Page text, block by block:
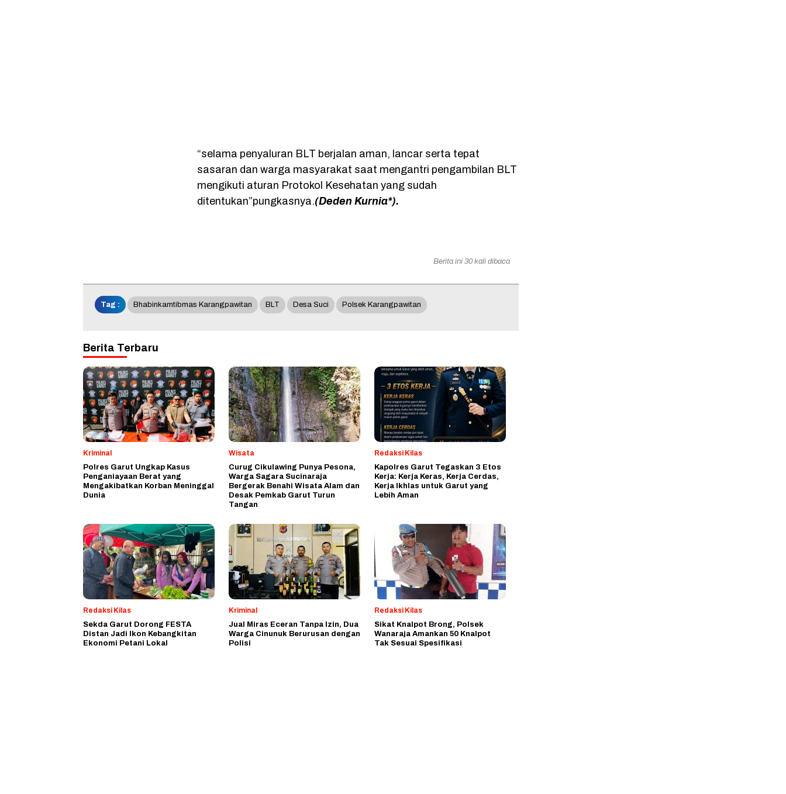
“selama penyaluran BLT berjalan aman, lancar serta tepat
sasaran dan warga masyarakat saat mengantri pengambilan BLT
mengikuti aturan Protokol Kesehatan yang sudah
ditentukan”pungkasnya.(Deden Kurnia*).
Berita ini 30 kali dibaca
Tag : Bhabinkamtibmas Karangpawitan BLT Desa Suci Polsek Karangpawitan
Berita Terbaru
Kriminal
Polres Garut Ungkap Kasus
Penganiayaan Berat yang
Mengakibatkan Korban Meninggal
Dunia
Wisata
Curug Cikulawing Punya Pesona,
Warga Sagara Sucinaraja
Bergerak Benahi Wisata Alam dan
Desak Pemkab Garut Turun
Tangan
Redaksi Kilas
Kapolres Garut Tegaskan 3 Etos
Kerja: Kerja Keras, Kerja Cerdas,
Kerja Ikhlas untuk Garut yang
Lebih Aman
Redaksi Kilas
Sekda Garut Dorong FESTA
Distan Jadi Ikon Kebangkitan
Ekonomi Petani Lokal
Kriminal
Jual Miras Eceran Tanpa Izin, Dua
Warga Cinunuk Berurusan dengan
Polisi
Redaksi Kilas
Sikat Knalpot Brong, Polsek
Wanaraja Amankan 50 Knalpot
Tak Sesuai Spesifikasi